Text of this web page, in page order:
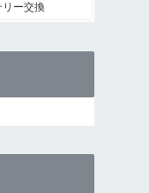
リー交換